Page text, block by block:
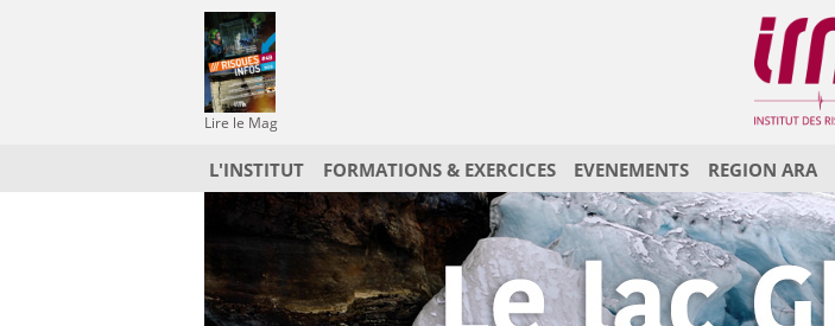
Lire le Mag
L'INSTITUT FORMATIONS & EXERCICES EVENEMENTS REGION ARA